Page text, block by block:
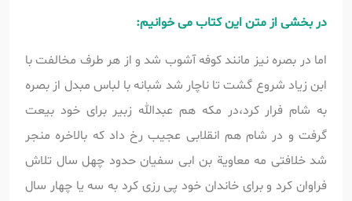
در بخشی از متن این کتاب می خوانیم:
اما در بصره نیز مانند کوفه آشوب شد و از هر طرف مخالفت با
ابن زیاد شروع گشت تا ناچار شد شبانه با لباس مبدل از بصره
به شام فرار کرد،در مکه هم عبدالله زبیر برای خود بیعت
گرفت و در شام هم انقلابی عجیب رخ داد که بالاخره منجر
شد خلافتی مه معاویة بن ابی سفیان حدود چهل سال تلاش
فراوان کرد و برای خاندان خود پی رزی کرد به سه یا چهار سال